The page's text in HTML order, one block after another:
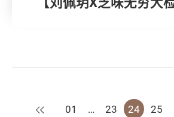
上一页
01 … 23 24 25